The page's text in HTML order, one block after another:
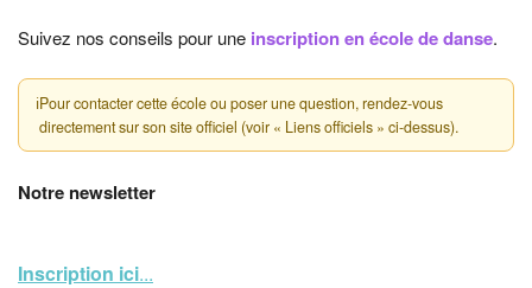
Suivez nos conseils pour une inscription en école de danse.
ℹPour contacter cette école ou poser une question, rendez-vous
directement sur son site officiel (voir « Liens officiels » ci-dessus).
Notre newsletter
Inscription ici...